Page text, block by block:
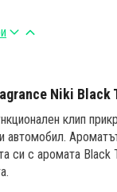
Niki Black
клип
автомобил.
си с аромата